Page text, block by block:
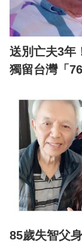
送別亡夫3年
獨留台灣「
85歲失智父